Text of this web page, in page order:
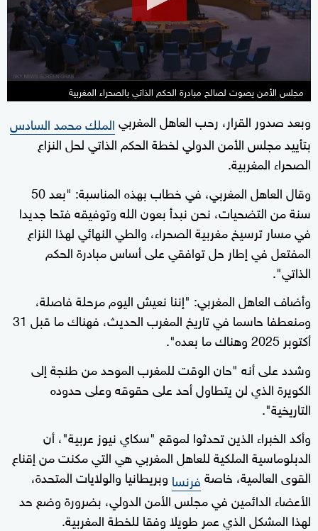
1
second
مجلس الأمن يصوت لصالح مبادرة الحكم الذاتي بالصحراء المغربية
وبعد صدور القرار، رحب العاهل المغربيالملك محمد السادس
بتأييد مجلس الأمن الدولي لخطة الحكم الذاتي لحل النزاع
الصحراء المغربية.
وقال العاهل المغربي، في خطاب بهذه المناسبة: "بعد 50
سنة من التضحيات، نحن نبدأ بعون الله وتوفيقه فتحا جديدا
في مسار ترسيخ مغربية الصحراء، والطي النهائي لهذا النزاع
المفتعل في إطار حل توافقي على أساس مبادرة الحكم
الذاتي".
وأضاف العاهل المغربي: "إننا نعيش اليوم مرحلة فاصلة،
ومنعطفا حاسما في تاريخ المغرب الحديث، فهناك ما قبل 31
أكتوبر 2025 وهناك ما بعده".
وشدد على أنه "حان الوقت للمغرب الموحد من طنجة إلى
الكويرة الذي لن يتطاول أحد على حقوقه وعلى حدوده
التاريخية".
وأكد الخبراء الذين تحدثوا لموقع "سكاي نيوز عربية"، أن
الدبلوماسية الملكية للعاهل المغربي هي التي مكنت من إقناع
القوى العالمية، خاصةفرنسا وبريطانيا والولايات المتحدة،
الأعضاء الدائمين في مجلس الأمن الدولي، بضرورة وضع حد
لهذا المشكل الذي عمر طويلا وفقا للخطة المغربية.